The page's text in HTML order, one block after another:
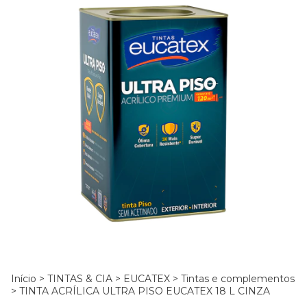
Início > TINTAS & CIA > EUCATEX > Tintas e complementos
> TINTA ACRÍLICA ULTRA PISO EUCATEX 18 L CINZA